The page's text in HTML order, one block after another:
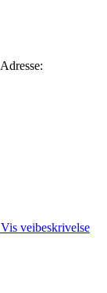
Adresse:
Vis veibeskrivelse